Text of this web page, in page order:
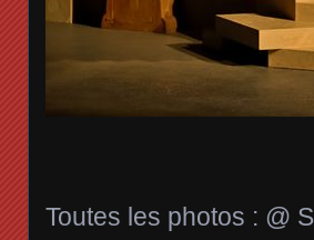
Toutes les photos : @